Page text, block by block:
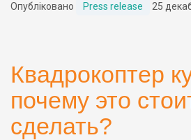
Опубліковано Press release 25
Квадрокоптер
почему это
сделать?